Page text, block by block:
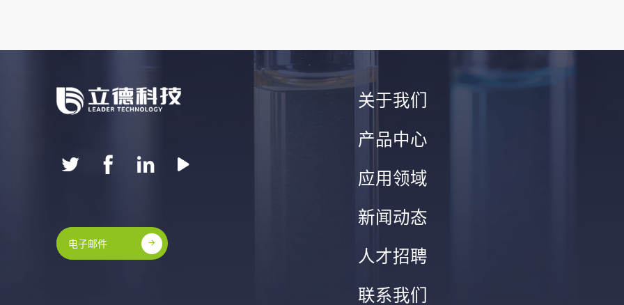
关于我们
产品中心
应用领域
新闻动态
人才招聘
联系我们